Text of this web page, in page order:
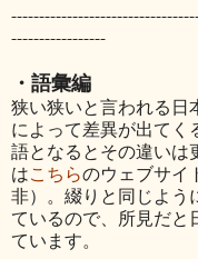
-----------------
・語彙編
狭い狭いと言われる日
によって差異が出てく
語となるとその違いは
はこちらのウェブサイ
非）。綴りと同じよう
ているので、所見だと
ています。